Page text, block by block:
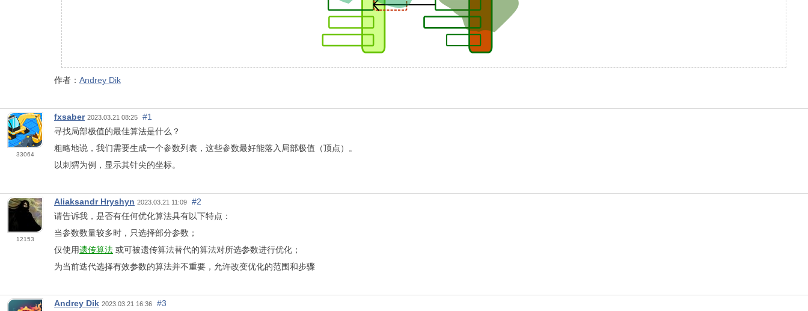
作者： Andrey Dik
33064
fxsaber 2023.03.21 08:25
#1
寻找局部极值的最佳算法是什么？
粗略地说，我们需要生成一个参数列表，这些参数最好能落入局部极值（顶点）。
以刺猬为例，显示其针尖的坐标。
12153
Aliaksandr Hryshyn 2023.03.21 11:09
#2
请告诉我，是否有任何优化算法具有以下特点：
当参数数量较多时，只选择部分参数；
仅使用遗传算法 或可被遗传算法替代的算法对所选参数进行优化；
为当前迭代选择有效参数的算法并不重要，允许改变优化的范围和步骤
Andrey Dik 2023.03.21 16:36 #3